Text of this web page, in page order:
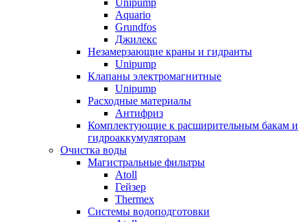
Unipump
Aquario
Grundfos
Джилекс
Незамерзающие краны и гидранты
Unipump
Клапаны электромагнитные
Unipump
Расходные материалы
Антифриз
Комплектующие к расширительным бакам и
гидроаккумуляторам
Очистка воды
Магистральные фильтры
Atoll
Гейзер
Thermex
Системы водоподготовки